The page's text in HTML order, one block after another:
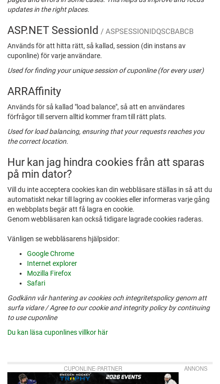
updates in the right places.
ASP.NET SessionId / ASPSESSIONIDQSCBABCB
Används för att hitta rätt, så kallad, session (din instans av
cuponline) för varje användare.
Used for finding your unique session of cuponline (for every user)
ARRAffinity
Används för så kallad "load balance", så att en användares
förfrågor till servern alltid kommer fram till rätt plats.
Used for load balancing, ensuring that your requests reaches you
the correct location.
Hur kan jag hindra cookies från att sparas
på min dator?
Vill du inte acceptera cookies kan din webbläsare ställas in så att du
automatiskt nekar till lagring av cookies eller informeras varje gång
en webbplats begär att få lagra en cookie.
Genom webbläsaren kan också tidigare lagrade cookies raderas.
Vänligen se webbläsarens hjälpsidor:
Google Chrome
Internet explorer
Mozilla Firefox
Safari
Godkänn vår hantering av cookies och integritetspolicy genom att
surfa vidare / Agree to our cookie and integrity policy by continuing
to use cuponline
Du kan läsa cuponlines villkor här
CUPONLINE-PARTNER ANNONS